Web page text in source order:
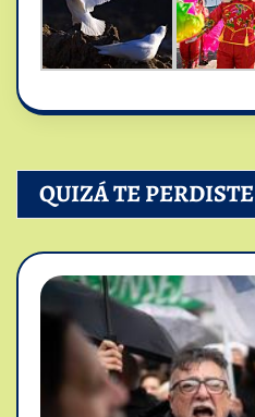
QUIZÁ TE PERDISTE